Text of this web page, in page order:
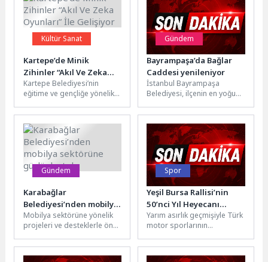
Kültür Sanat
Kartepe’de Minik
Zihinler “Akıl Ve Zeka
Oyunları” İle Gelişiyor
Kartepe Belediyesi’nin
eğitime ve gençliğe yönelik
devam ediyor. Genç
Akademi 2 bünyesinde...
Gündem
Bayrampaşa’da Bağlar
Caddesi yenileniyor
İstanbul Bayrampaşa
Belediyesi, ilçenin en yoğun
olan Bağlar Caddesi’nde
kapsamlı bir yenileme...
Gündem
Karabağlar
Belediyesi’nden mobilya
sektörüne güçlü destek
Mobilya sektörüne yönelik
projeleri ve desteklerle öne
İzmir Mobilya Fuarı’nda
standıyla yerini...
Spor
Yeşil Bursa Rallisi’nin
50’nci Yıl Heyecanı
Bursa’nın Kalbi
Osmangazi’de
Yaşanacak
Yarım asırlık geçmişiyle Türk
motor sporlarının
sahip olan Yeşil Bursa
Rallisi,...